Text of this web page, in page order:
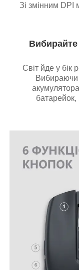
Зі змінним DPI
Світ йде у бік
Вибираючи